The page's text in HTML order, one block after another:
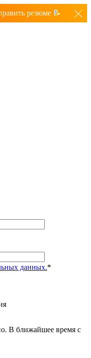
резюме 📝
данных.*
В ближайшее время с